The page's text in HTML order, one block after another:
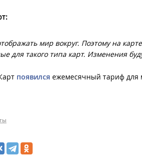
мир вокруг. Поэтому на
для такого типа карт. Изменения
появился ежемесячный тариф для